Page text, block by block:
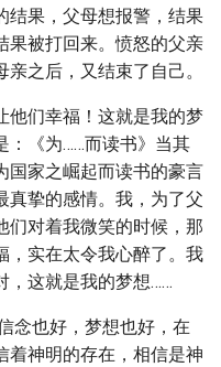
结果，父母想报警，结果
果被打回来。愤怒的父亲
之后，又结束了自己。
他们幸福！这就是我的梦
：《为……而读书》当其
国家之崛起而读书的豪言
真挚的感情。我，为了父
们对着我微笑的时候，那
，实在太令我心醉了。我
，这就是我的梦想……
念也好，梦想也好，在
着神明的存在，相信是神